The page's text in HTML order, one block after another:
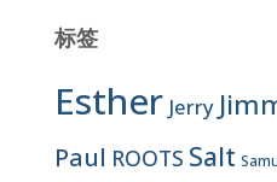
标签
Esther Jerry
Paul ROOTS Salt